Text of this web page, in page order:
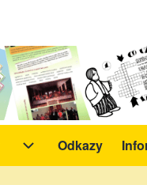
Publikace a
Odkazy